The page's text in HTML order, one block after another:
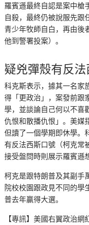
羅賓遜最終自認是案中槍
自殺，最終仍被說服先跟
青少年牧師自白，再由後
他到警署投案）。
疑兇彈殼有反
科克斯表示，據其一名家
得「更政治」，案發前跟
學，並談論自己何以不喜
仇恨和散播仇恨」。美媒
但讀了一個學期即休學。
有反法西斯口號（柯克常
接受盤問時則展示羅賓遜
柯克是跟特朗普及其副手
院校校園跟政見不同的學
普去年贏得大選。
【專訊】美國右翼政治